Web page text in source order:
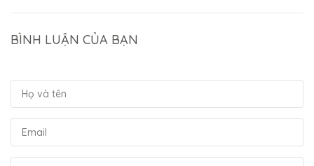
BÌNH LUẬN CỦA BẠN